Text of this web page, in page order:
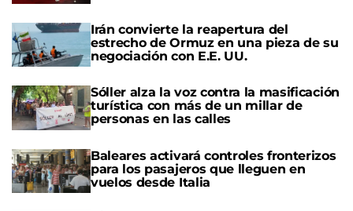
Irán convierte la reapertura del
estrecho de Ormuz en una pieza de su
negociación con E.E. UU.
Sóller alza la voz contra la masificación
turística con más de un millar de
personas en las calles
Baleares activará controles fronterizos
para los pasajeros que lleguen en
vuelos desde Italia